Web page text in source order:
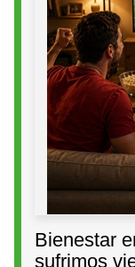
Bienestar
sufrimos